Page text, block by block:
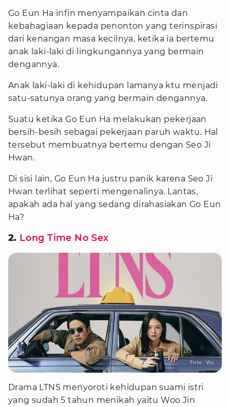
Go Eun Ha infin menyampaikan cinta dan
kebahagiaan kepada penonton yang terinspirasi
dari kenangan masa kecilnya, ketika ia bertemu
anak laki-laki di lingkungannya yang bermain
dengannya.
Anak laki-laki di kehidupan lamanya ktu menjadi
satu-satunya orang yang bermain dengannya.
Suatu ketika Go Eun Ha melakukan pekerjaan
bersih-besih sebagai pekerjaan paruh waktu. Hal
tersebut membuatnya bertemu dengan Seo Ji
Hwan.
Di sisi lain, Go Eun Ha justru panik karena Seo Ji
Hwan terlihat seperti mengenalinya. Lantas,
apakah ada hal yang sedang dirahasiakan Go Eun
Ha?
2. Long Time No Sex
Foto : Viu
Drama LTNS menyoroti kehidupan suami istri
yang sudah 5 tahun menikah yaitu Woo Jin